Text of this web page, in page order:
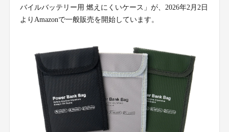
バイルバッテリー用 燃えにくいケース」が、2026年2月2日
よりAmazonで一般販売を開始しています。